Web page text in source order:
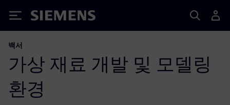
Siemens
백서
가상 재료 개발 및 모델링
환경